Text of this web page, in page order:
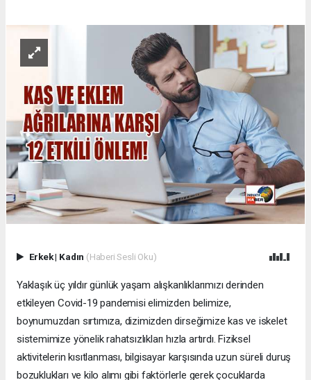
Erkek| Kadın (Haberi Sesli Oku)
Yaklaşık üç yıldır günlük yaşam alışkanlıklarımızı derinden
etkileyen Covid-19 pandemisi elimizden belimize,
boynumuzdan sırtımıza, dizimizden dirseğimize kas ve iskelet
sistemimize yönelik rahatsızlıkları hızla artırdı. Fiziksel
aktivitelerin kısıtlanması, bilgisayar karşısında uzun süreli duruş
bozuklukları ve kilo alımı gibi faktörlerle gerek çocuklarda